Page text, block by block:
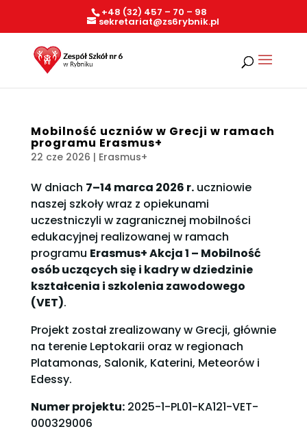
+48 (32) 457 – 70 – 98
sekretariat@zs6rybnik.pl
Mobilność uczniów w Grecji w ramach
programu Erasmus+
22 cze 2026 | Erasmus+
W dniach 7–14 marca 2026 r.uczniowie
naszej szkoły wraz z opiekunami
uczestniczyli w zagranicznej mobilności
edukacyjnej realizowanej w ramach
programu Erasmus+ Akcja 1 – Mobilność
osób uczących się i kadry w dziedzinie
kształcenia i szkolenia zawodowego
(VET).
Projekt został zrealizowany w Grecji, głównie
na terenie Leptokarii oraz w regionach
Platamonas, Salonik, Katerini, Meteorów i
Edessy.
Numer projektu:2025-1-PL01-KA121-VET-
000329006